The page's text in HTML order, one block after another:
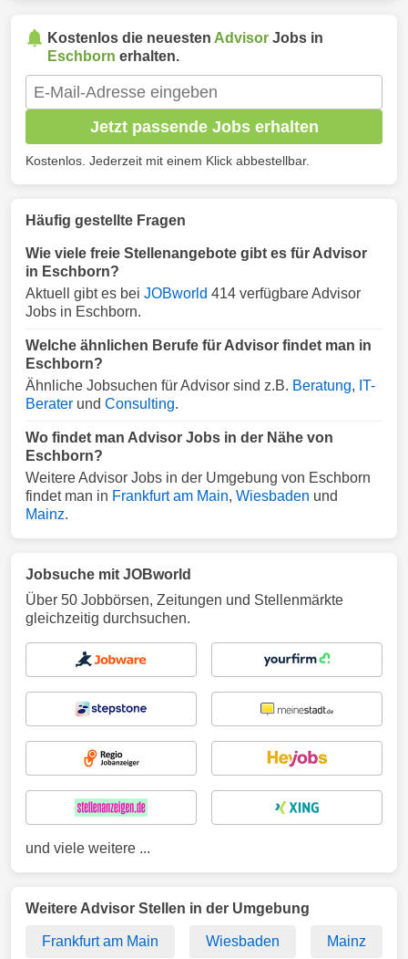
Kostenlos die neuesten Advisor Jobs in
Eschborn erhalten.
Jetzt passende Jobs erhalten
Kostenlos. Jederzeit mit einem Klick abbestellbar.
Häufig gestellte Fragen
Wie viele freie Stellenangebote gibt es für Advisor
in Eschborn?
Aktuell gibt es bei JOBworld 414 verfügbare Advisor
Jobs in Eschborn.
Welche ähnlichen Berufe für Advisor findet man in
Eschborn?
Ähnliche Jobsuchen für Advisor sind z.B. Beratung, IT-
Berater und Consulting.
Wo findet man Advisor Jobs in der Nähe von
Eschborn?
Weitere Advisor Jobs in der Umgebung von Eschborn
findet man in Frankfurt am Main, Wiesbaden und
Mainz.
Jobsuche mit JOBworld
Über 50 Jobbörsen, Zeitungen und Stellenmärkte
gleichzeitig durchsuchen.
und viele weitere ...
Weitere Advisor Stellen in der Umgebung
Frankfurt am Main Wiesbaden Mainz